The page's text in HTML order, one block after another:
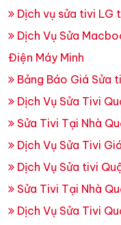
Dịch vụ sửa tivi LG
Dịch Vụ Sửa
Điện Máy Minh
Bảng Báo Giá Sửa
Dịch Vụ Sửa Tivi
Sửa Tivi Tại Nhà
Dịch Vụ Sửa Tivi
Dịch Vụ Sửa tivi
Sửa Tivi Tại Nhà
Dịch Vụ Sửa Tivi